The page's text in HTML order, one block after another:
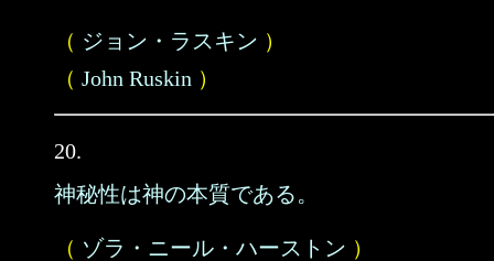
（ ジョン・ラスキン ）
（ John Ruskin ）
20.
神秘性は神の本質である。
（ ゾラ・ニール・ハーストン ）